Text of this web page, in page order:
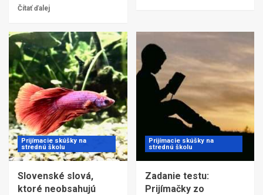
Čítať ďalej
Prijímacie skúšky na
strednú školu
Slovenské slová,
ktoré neobsahujú
Prijímacie skúšky na
strednú školu
Zadanie testu:
Prijímačky zo